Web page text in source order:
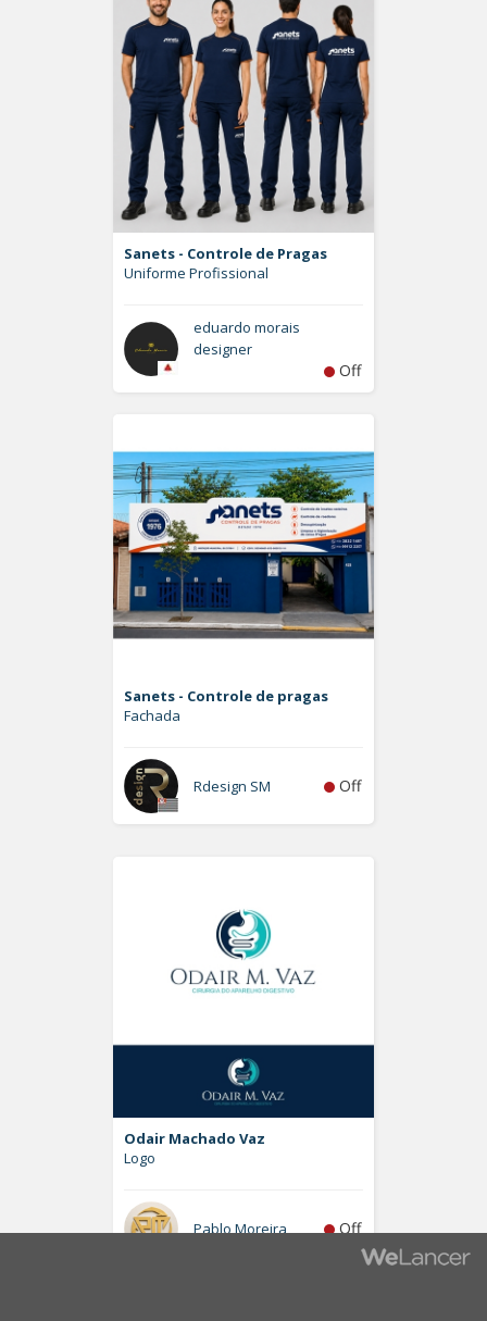
Sanets - Controle de Pragas
Uniforme Profissional
eduardo morais
designer
Off
Sanets - Controle de pragas
Fachada
Rdesign SM Off
Odair Machado Vaz
Logo
Pablo Moreira Off